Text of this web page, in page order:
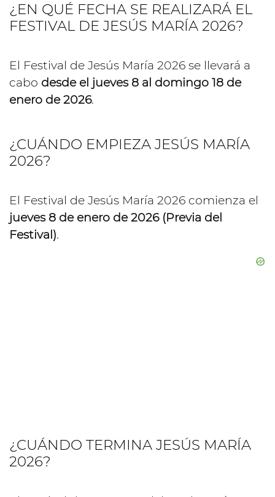
¿EN QUÉ FECHA SE REALIZARÁ EL
FESTIVAL DE JESÚS MARÍA 2026?
El Festival de Jesús María 2026 se llevará a
cabo desde el jueves 8 al domingo 18 de
enero de 2026.
¿CUÁNDO EMPIEZA JESÚS MARÍA
2026?
El Festival de Jesús María 2026 comienza el
jueves 8 de enero de 2026 (Previa del
Festival).
¿CUÁNDO TERMINA JESÚS MARÍA
2026?